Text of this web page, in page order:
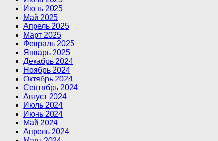
Июнь 2025
Май 2025
Апрель 2025
Март 2025
Февраль 2025
Январь 2025
Декабрь 2024
Ноябрь 2024
Октябрь 2024
Сентябрь 2024
Август 2024
Июль 2024
Июнь 2024
Май 2024
Апрель 2024